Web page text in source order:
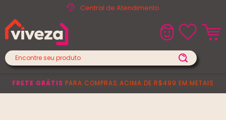
Central de Atendimento
FRETE GRÁTIS PARA COMPRAS ACIMA DE R$499 EM METAIS